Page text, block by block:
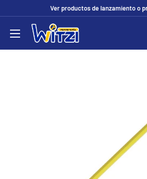
contenido
Ver productos de lanzamiento o
FERRETERÍA
WITZI